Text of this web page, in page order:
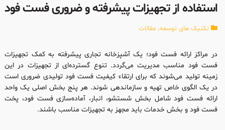
استفاده از تجهیزات پیشرفته و ضروری فست فود
تکنیک های توسعه, مقالات
در مراکز ارائه فست فود؛ یک آشپزخانه تجاری پیشرفته به کمک تجهیزات
فست فود مناسب مدیریت می‌گردد. تنوع گسترده‌ای از تجهیزات در این
زمینه تولید می‌شوند که برای ارتقاء کیفیت فست فود تولیدی ضروری است
در یک الگوی خاص تهیه و سازماندهی شوند. هر پنج بخش اصلی یک واحد
ارائه فست فود شامل بخش شستشو، انبار، آماده‌سازی فست فود، پخت
فست فود و بخش خدمات باید مجهز به تجهیزات مناسب باشند.